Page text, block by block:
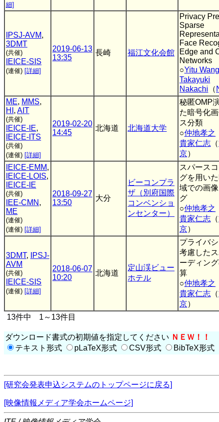
細]
IPSJ-AVM,
3DMT
(共催)
IEICE-SIS
(連催) [詳細]
2019-06-13
13:35
長崎 福江文化会館
Privacy
Sparse
Face
Edge and
Networks
○Yitu Wang
Takayuki
Nakachi （
ME, MMS,
HI , AIT
(共催)
IEICE-IE,
IEICE-ITS
(共催)
(連催) [詳細]
2019-02-20
14:45
北海道 北海道大学
秘匿OMP
た暗号化
ス分類
○仲地孝之
貴家仁志 （
京）
IEICE-EMM,
IEICE-LOIS,
IEICE-IE
(共催)
IEE-CMN ,
ME
(連催)
(連催) [詳細]
2018-09-27
13:50
大分
ビーコンプラ
ザ（別府国際
コンベンショ
ンセンター）
スパース
グを用い
域での画
グ
○仲地孝之
貴家仁志 （
京）
3DMT,
IPSJ-
AVM
(共催)
IEICE-SIS
(連催) [詳細]
2018-06-07
10:20
北海道
定山渓ビュー
ホテル
プライバ
考慮した
ーディン
算
○仲地孝之
貴家仁志 （
京）
13件中 1～13件目
ダウンロード書式の初期値を指定してください ＮＥＷ！！
テキスト形式
pLaTeX形式 CSV形式 BibTeX形式
[研究会発表申込システムのトップページに戻る]
[映像情報メディア学会ホームページ]